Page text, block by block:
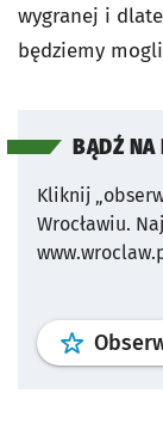
wygranej i
będziemy
BĄDŹ
Kliknij
Wrocławiu.